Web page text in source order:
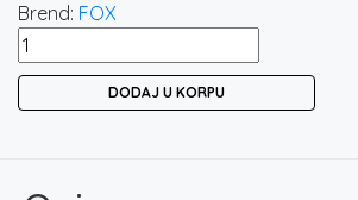
Brend: FOX
FOX
HALO
DODAJ U KORPU